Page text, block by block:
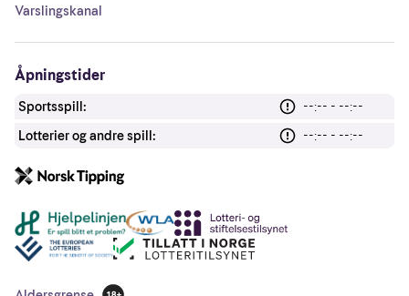
Varslingskanal
Åpningstider
Sportsspill:
--:-- - --:--
Lotterier og andre spill:
--:-- - --:--
Andre lenker